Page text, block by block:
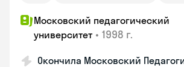
Московский педагогический
университет • 1998 г.
Окончила Московский